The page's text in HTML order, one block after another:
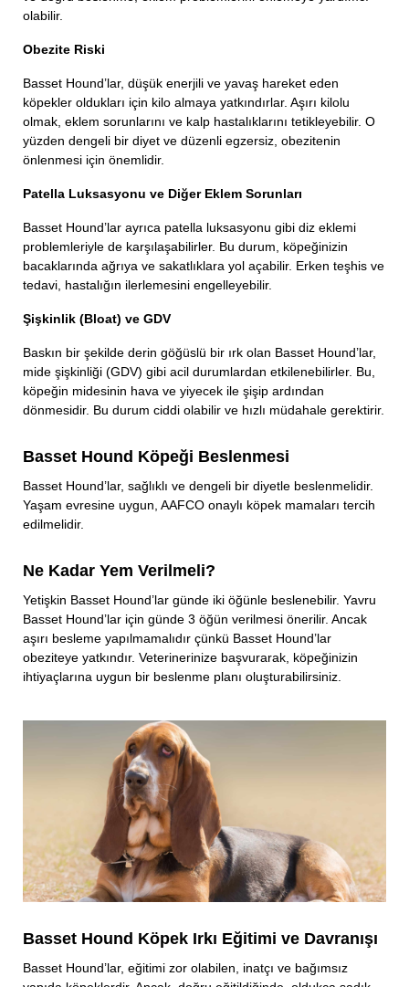
olabilir.
Obezite Riski
Basset Hound’lar, düşük enerjili ve yavaş hareket eden
köpekler oldukları için kilo almaya yatkındırlar. Aşırı kilolu
olmak, eklem sorunlarını ve kalp hastalıklarını tetikleyebilir. O
yüzden dengeli bir diyet ve düzenli egzersiz, obezitenin
önlenmesi için önemlidir.
Patella Luksasyonu ve Diğer Eklem Sorunları
Basset Hound’lar ayrıca patella luksasyonu gibi diz eklemi
problemleriyle de karşılaşabilirler. Bu durum, köpeğinizin
bacaklarında ağrıya ve sakatlıklara yol açabilir. Erken teşhis ve
tedavi, hastalığın ilerlemesini engelleyebilir.
Şişkinlik (Bloat) ve GDV
Baskın bir şekilde derin göğüslü bir ırk olan Basset Hound’lar,
mide şişkinliği (GDV) gibi acil durumlardan etkilenebilirler. Bu,
köpeğin midesinin hava ve yiyecek ile şişip ardından
dönmesidir. Bu durum ciddi olabilir ve hızlı müdahale gerektirir.
Basset Hound Köpeği Beslenmesi
Basset Hound’lar, sağlıklı ve dengeli bir diyetle beslenmelidir.
Yaşam evresine uygun, AAFCO onaylı köpek mamaları tercih
edilmelidir.
Ne Kadar Yem Verilmeli?
Yetişkin Basset Hound’lar günde iki öğünle beslenebilir. Yavru
Basset Hound’lar için günde 3 öğün verilmesi önerilir. Ancak
aşırı besleme yapılmamalıdır çünkü Basset Hound’lar
obeziteye yatkındır. Veterinerinize başvurarak, köpeğinizin
ihtiyaçlarına uygun bir beslenme planı oluşturabilirsiniz.
Basset Hound Köpek Irkı Eğitimi ve Davranışı
Basset Hound’lar, eğitimi zor olabilen, inatçı ve bağımsız